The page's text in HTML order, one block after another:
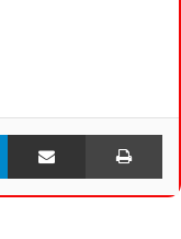
Telegram Share via Email